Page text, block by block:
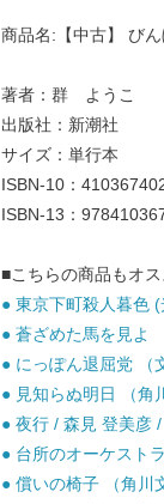
商品名:【中古】 び
著者：群 ようこ
出版社：新潮社
サイズ：単行本
ISBN-10：
ISBN-13：
■こちらの商品もオ
● 東京下町殺人暮色
● 蒼ざめた馬を見よ
● にっぽん退屈党 （
● 見知らぬ明日 （角
● 夜行 / 森見 登美彦
● 台所のオーケスト
● 償いの椅子 （角川